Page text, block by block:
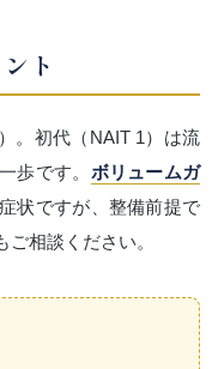
ト
。初代（NAIT 1）は流
歩です。 ボリュームガ
状ですが、整備前提で
相談ください。